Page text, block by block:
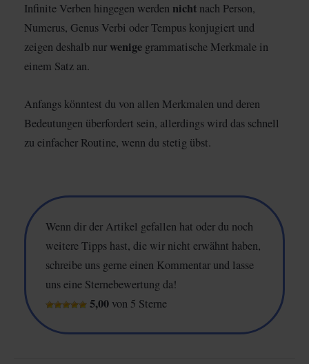
Infinite Verben hingegen werden nicht nach Person,
Numerus, Genus Verbi oder Tempus konjugiert und
zeigen deshalb nur wenige grammatische Merkmale in
einem Satz an.
Anfangs könntest du von allen Merkmalen und deren
Bedeutungen überfordert sein, allerdings wird das schnell
zu einfacher Routine, wenn du stetig übst.
Wenn dir der Artikel gefallen hat oder du noch
weitere Tipps hast, die wir nicht erwähnt haben,
schreibe uns gerne einen Kommentar und lasse
uns eine Sternebewertung da!
5,00 von 5 Sterne